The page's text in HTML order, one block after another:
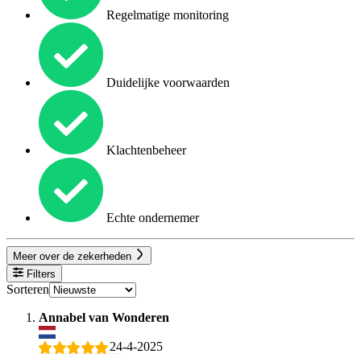
Regelmatige monitoring
Duidelijke voorwaarden
Klachtenbeheer
Echte ondernemer
Meer over de zekerheden
Filters
Sorteren
Annabel van Wonderen
24-4-2025